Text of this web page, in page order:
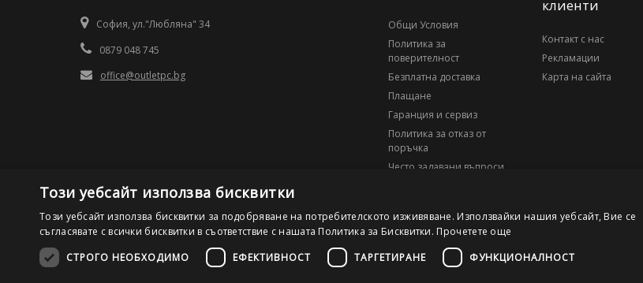
София, ул."Любляна" 34
0879 048 745
office@outletpc.bg
Общи Условия
Политика за
поверителност
Безплатна доставка
Плащане
Гаранция и сервиз
Политика за отказ от
поръчка
Често задавани въпроси
клиенти
Контакт с нас
Рекламации
Карта на сайта
©2026 OutletPC.bg, Всички права запазени! Ди Ес Ай ООД, ЕИК 203010795
Този уебсайт използва бисквитки
Този уебсайт използва бисквитки за подобряване на потребителското изживяване. Използвайки нашия уебсайт, Вие се
съгласявате с всички бисквитки в съответствие с нашата Политика за Бисквитки. Прочетете още
СТРОГО НЕОБХОДИМО
ЕФЕКТИВНОСТ ТАРГЕТИРАНЕ ФУНКЦИОНАЛНОСТ